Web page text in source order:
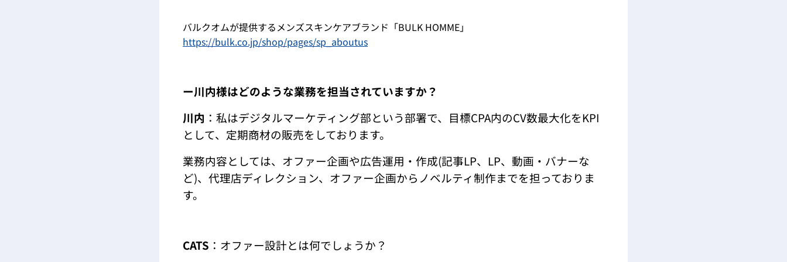
バルクオムが提供するメンズスキンケアブランド「BULK HOMME」
https://bulk.co.jp/shop/pages/sp_aboutus
ー川内様はどのような業務を担当されていますか？
川内 ：私はデジタルマーケティング部という部署で、目標CPA内のCV数最大化をKPI
として、定期商材の販売をしております。
業務内容としては、オファー企画や広告運用・作成(記事LP、LP、動画・バナーな
ど)、代理店ディレクション、オファー企画からノベルティ制作までを担っておりま
す。
CATS ：オファー設計とは何でしょうか？